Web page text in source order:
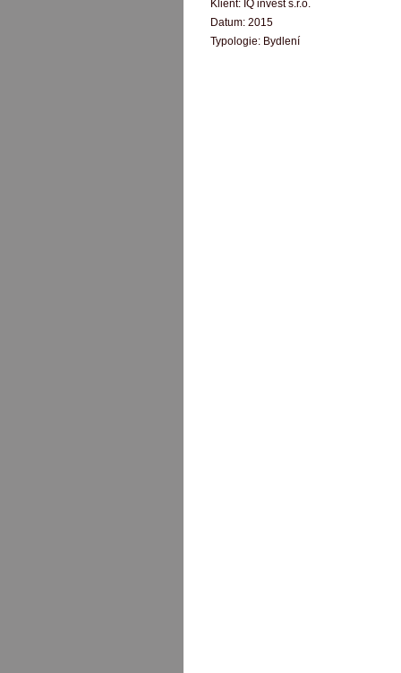
Klient: IQ invest s.r.o.
Datum: 2015
Typologie: Bydlení